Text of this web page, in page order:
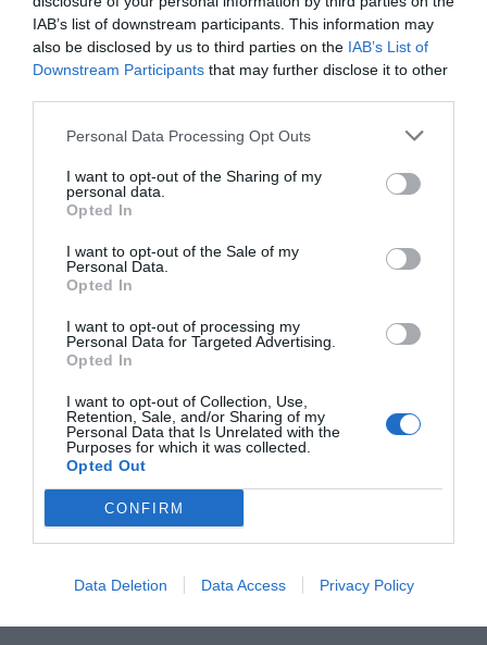
IAB’s list of downstream participants. This information may
also be disclosed by us to third parties on the IAB’s List of
Downstream Participants that may further disclose it to other
Personal Data Processing Opt Outs
I want to opt-out of the Sharing of my
personal data.
Opted In
I want to opt-out of the Sale of my
Personal Data.
Opted In
I want to opt-out of processing my
Personal Data for Targeted Advertising.
Opted In
I want to opt-out of Collection, Use,
Retention, Sale, and/or Sharing of my
Personal Data that Is Unrelated with the
Purposes for which it was collected.
Opted Out
CONFIRM
Data Deletion Data Access Privacy Policy
L’activitat es desenvolupa alsCEIP Camp de
TúriaiCervantes, amb una distribució adaptada a les
Un viatge pel món sense eixir de Riba-roja
Sota el lema“La volta al món sense maletes”
d’enguany proposa un recorregut imaginari per
diferents països i cultures amb l’objectiu d’apropar els
participants a la
els tallers i les activitats educatives.